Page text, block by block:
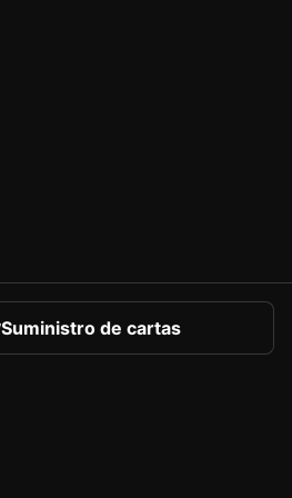
Suministro de cartas